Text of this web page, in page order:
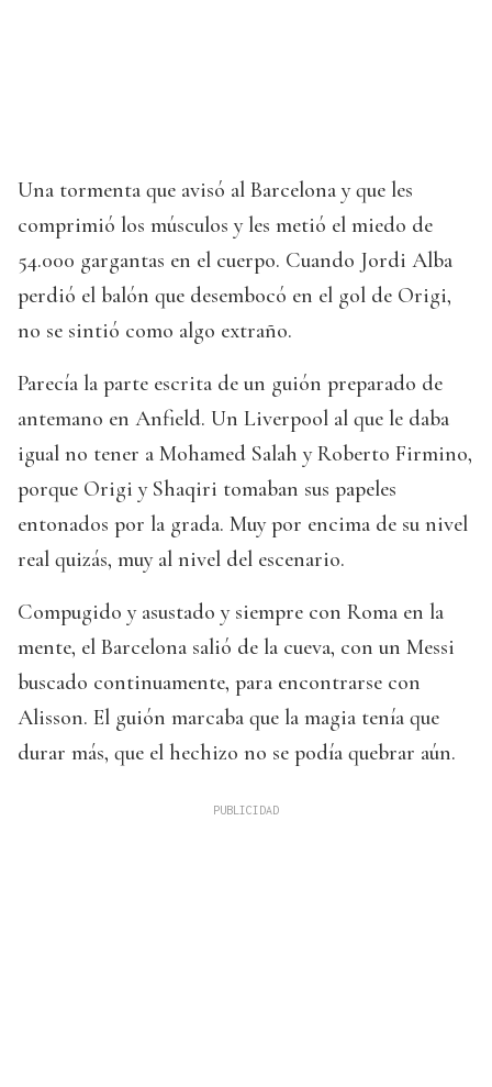
Una tormenta que avisó al Barcelona y que les
comprimió los músculos y les metió el miedo de
54.000 gargantas en el cuerpo. Cuando Jordi Alba
perdió el balón que desembocó en el gol de Origi,
no se sintió como algo extraño.
Parecía la parte escrita de un guión preparado de
antemano en Anfield. Un Liverpool al que le daba
igual no tener a Mohamed Salah y Roberto Firmino,
porque Origi y Shaqiri tomaban sus papeles
entonados por la grada. Muy por encima de su nivel
real quizás, muy al nivel del escenario.
Compugido y asustado y siempre con Roma en la
mente, el Barcelona salió de la cueva, con un Messi
buscado continuamente, para encontrarse con
Alisson. El guión marcaba que la magia tenía que
durar más, que el hechizo no se podía quebrar aún.